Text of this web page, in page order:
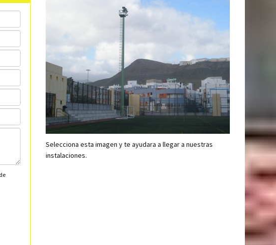
Selecciona esta imagen y te ayudara a llegar a nuestras
instalaciones.